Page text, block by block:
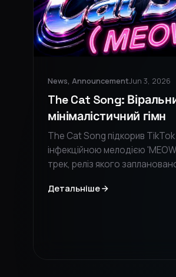
News, AnnouncementJun 3, 2026
The Cat Song:
мінімалістичний гімн
The Cat Song підкорив
інфекційною мелодією
трек, реліз якого
вечірок. Обов'язково до
Детальніше